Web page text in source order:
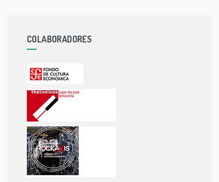
COLABORADORES